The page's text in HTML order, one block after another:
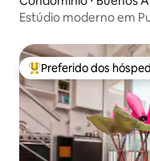
Estúdio moderno em
Entre os melhores
Preferido dos